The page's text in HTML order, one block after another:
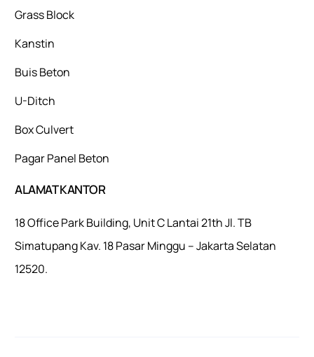
Grass Block
Kanstin
Buis Beton
U-Ditch
Box Culvert
Pagar Panel Beton
ALAMAT KANTOR
18 Office Park Building, Unit C Lantai 21th Jl. TB
Simatupang Kav. 18 Pasar Minggu – Jakarta Selatan
12520.